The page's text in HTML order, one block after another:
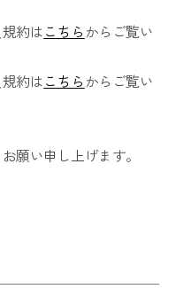
約はこちらからご覧い
約はこちらからご覧い
願い申し上げます。